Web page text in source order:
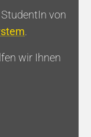
von
.
wir Ihnen